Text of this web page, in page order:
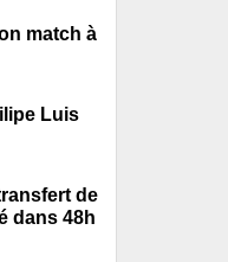
match à
Luis
de
dans 48h